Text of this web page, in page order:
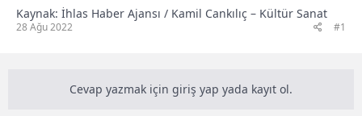
Kaynak: İhlas Haber Ajansı / Kamil Cankılıç – Kültür Sanat
28 Ağu 2022 #1
Cevap yazmak için giriş yap yada kayıt ol.